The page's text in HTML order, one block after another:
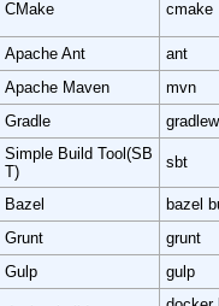
CMake cmake
Apache Ant ant
Apache Maven
mvn
Gradle
gradlew
Simple Build Tool(SB
T)
sbt
Bazel bazel
Grunt
grunt
Gulp
gulp